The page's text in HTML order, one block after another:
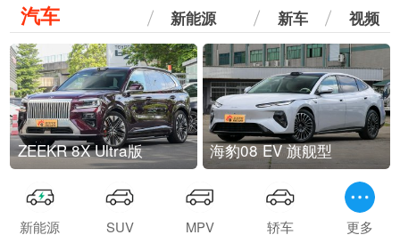
汽车 新能源 新车 视频
ZEEKR 8X Ultra版 海豹08 EV 旗舰型
新能源 SUV MPV 轿车 更多